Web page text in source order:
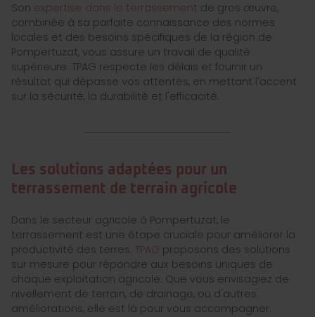
Son expertise dans le terrassement de gros œuvre,
combinée à sa parfaite connaissance des normes
locales et des besoins spécifiques de la région de
Pompertuzat, vous assure un travail de qualité
supérieure. TPAG respecte les délais et fournir un
résultat qui dépasse vos attentes, en mettant l'accent
sur la sécurité, la durabilité et l'efficacité.
Les solutions adaptées pour un
terrassement de terrain agricole
Dans le secteur agricole à Pompertuzat, le
terrassement est une étape cruciale pour améliorer la
productivité des terres. TPAG proposons des solutions
sur mesure pour répondre aux besoins uniques de
chaque exploitation agricole. Que vous envisagiez de
nivellement de terrain, de drainage, ou d'autres
améliorations, elle est là pour vous accompagner.